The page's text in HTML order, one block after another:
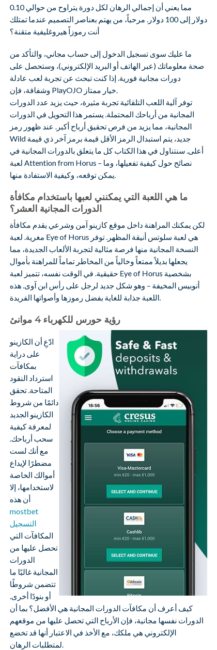
مما يعني أن إجمالي الرهان لكل دورة يتراوح من حوالي 0.10
دولار إلى 100 دولار. مرحباً، من يهتم بعناصر التصميم عندما تمتلك
أنت رموزاً هيروغليفية متقنة؟
ما عليك سوى تسجيل الدخول إلى حساب مجاني، والتأكد من
صحة معلوماتك (عبر الهاتف أو البريد الإلكتروني)، وستحصل على
دورات مجانية فورية. إذا كنت تبحث عن تجربة لعب عادلة
توفر آلية اللعب التلقائية تجربة مثيرة، حيث يزيد عدد الدورات
المجانية من أرباحك المحتملة. يستمر هذا التحويل في الدورات
المجانية، مما يزيد من فرص تحقيق أرباح أكبر. عند ظهور رمز
Wild جديد، يتم استبدال الرمز الأقل قيمة برمز آخر ذي قيمة
أعلى. سنتناول في هذا الكتاب كل ما يتعلق بالدورات المجانية في
لعبة Attention from Horus – نصائح حول كيفية تفعيلها، وما
ما هي اللعبة التي يمكنني لعبها باستخدام مكافأة
الدورات المجانية العشر؟
لكن يمكنك المراهنة داخل موقع كازينو آمن وشرعي يقدم مكافأة
مغرية. لعبة Eye of Horus هي لعبة سلوتس أنيقة المظهر. توفر
النسخة المجانية منها فرصة مثالية لتجربة الألعاب الجديدة، مما
يجعلها بديلاً ممتعاً وخالياً من المخاطر تماماً للمراهنة بأموال
حقيقية. في الوقت نفسه، تتميز لعبة Eye of Horus بشخصية
أنوبيس المخيفة – وهو شكل جديد لرجل على رأس ابن آوى. هذه
اللعبة جذابة للغاية بفضل رموزها وأصواتها الفريدة.
رؤية حورس للكهرباء 4 موانئ
ادّعِ أن الكازينو
على دراية
بمكافآت
استرداد النقود
المتاحة. تحقق
دائمًا من شروط
الكازينو الجديد
لمعرفة كيفية
سحب أرباحك.
مع أنك لست
مضطرًا لإيداع
أموالك الخاصة
لاستخدامها، إلا
أن هذه
mostbet
التسجيل
المكافآت التي
تحصل عليها من
الدورات
المجانية غالبًا ما
تتضمن شروطًا
أو بنودًا أخرى.
كيف أعرف أن مكافآت الدورات المجانية هي الأفضل؟ بما أن
الدورات نفسها مجانية، فإن الأرباح التي تحصل عليها من موقعهم
الإلكتروني هي ملكك، مع الأخذ في الاعتبار أنها قد تخضع